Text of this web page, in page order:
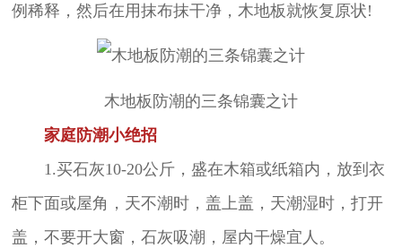
例稀释，然后在用抹布抹干净，木地板就恢复原状!
木地板防潮的三条锦囊之计
家庭防潮小绝招
1.买石灰10-20公斤，盛在木箱或纸箱内，放到衣
柜下面或屋角，天不潮时，盖上盖，天潮湿时，打开
盖，不要开大窗，石灰吸潮，屋内干燥宜人。